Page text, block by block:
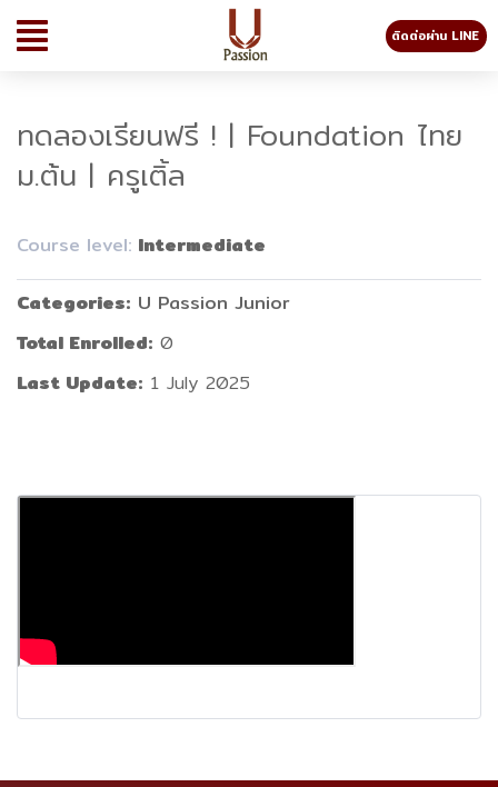
ติดต่อผ่าน LINE
ทดลองเรียนฟรี ! | Foundation ไทย
ม.ต้น | ครูเติ้ล
Course level: Intermediate
Categories U Passion Junior
Total Enrolled 0
Last Update 1 July 2025